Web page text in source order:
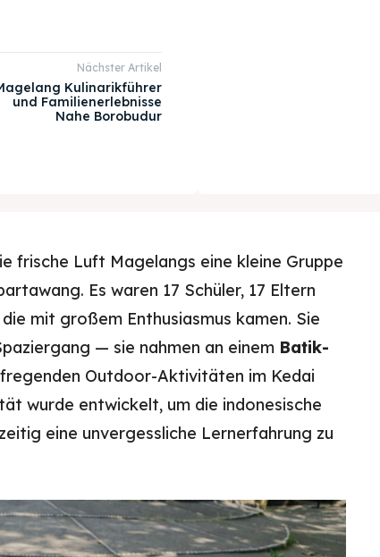
Nächster Artikel
Kulinarikführer
und Familienerlebnisse
Nahe Borobudur
frische Luft Magelangs eine kleine Gruppe
Es waren 17 Schüler, 17 Eltern
mit großem Enthusiasmus kamen. Sie
— sie nahmen an einem Batik-
Outdoor-Aktivitäten im Kedai
wurde entwickelt, um die indonesische
eine unvergessliche Lernerfahrung zu